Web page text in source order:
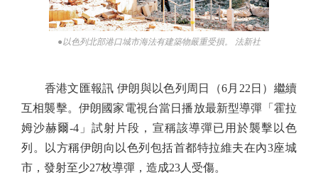
●以色列北部港口城市海法有建築物嚴重受損。 法新社
香港文匯報訊 伊朗與以色列周日（6月22日）繼續
互相襲擊。伊朗國家電視台當日播放最新型導彈「霍拉
姆沙赫爾-4」試射片段，宣稱該導彈已用於襲擊以色
列。以方稱伊朗向以色列包括首都特拉維夫在內3座城
市，發射至少27枚導彈，造成23人受傷。